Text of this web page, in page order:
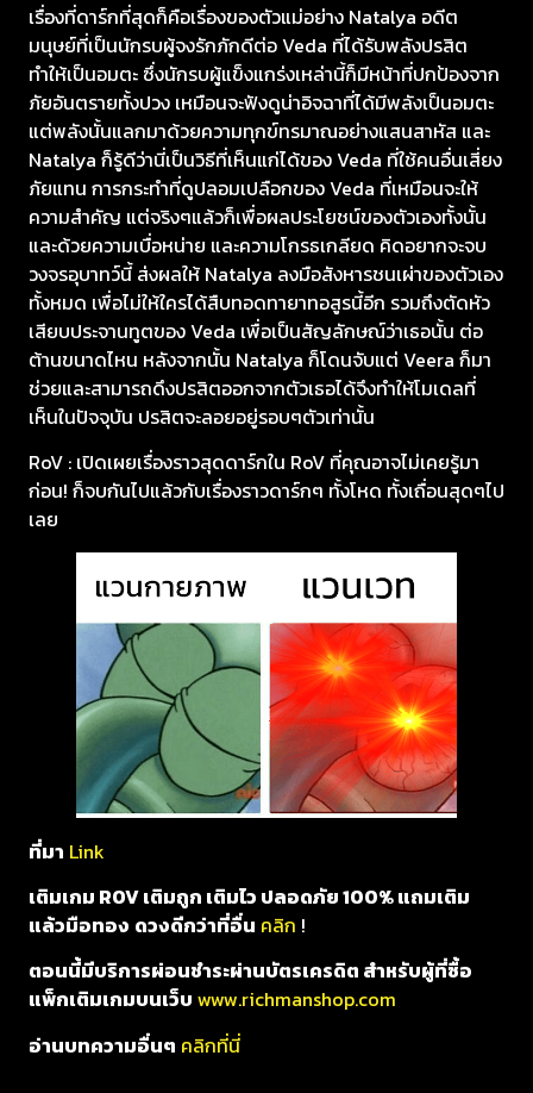
เรื่องที่ดาร์กที่สุดก็คือเรื่องของตัวแม่อย่าง Natalya อดีต
มนุษย์ที่เป็นนักรบผู้จงรักภักดีต่อ Veda ที่ได้รับพลังปรสิต
ทำให้เป็นอมตะ ซึ่งนักรบผู้แข็งแกร่งเหล่านี้ก็มีหน้าที่ปกป้องจาก
ภัยอันตรายทั้งปวง เหมือนจะฟังดูน่าอิจฉาที่ได้มีพลังเป็นอมตะ
แต่พลังนั้นแลกมาด้วยความทุกข์ทรมาณอย่างแสนสาหัส และ
Natalya ก็รู้ดีว่านี่เป็นวิธีที่เห็นแก่ได้ของ Veda ที่ใช้คนอื่นเสี่ยง
ภัยแทน การกระทำที่ดูปลอมเปลือกของ Veda ที่เหมือนจะให้
ความสำคัญ แต่จริงๆแล้วก็เพื่อผลประโยชน์ของตัวเองทั้งนั้น
และด้วยความเบื่อหน่าย และความโกรธเกลียด คิดอยากจะจบ
วงจรอุบาทว์นี้ ส่งผลให้ Natalya ลงมือสังหารชนเผ่าของตัวเอง
ทั้งหมด เพื่อไม่ให้ใครได้สืบทอดทายาทอสูรนี้อีก รวมถึงตัดหัว
เสียบประจานทูตของ Veda เพื่อเป็นสัญลักษณ์ว่าเธอนั้น ต่อ
ต้านขนาดไหน หลังจากนั้น Natalya ก็โดนจับแต่ Veera ก็มา
ช่วยและสามารถดึงปรสิตออกจากตัวเธอได้จึงทำให้โมเดลที่
เห็นในปัจจุบัน ปรสิตจะลอยอยู่รอบๆตัวเท่านั้น
RoV : เปิดเผยเรื่องราวสุดดาร์กใน RoV ที่คุณอาจไม่เคยรู้มา
ก่อน! ก็จบกันไปแล้วกับเรื่องราวดาร์กๆ ทั้งโหด ทั้งเถื่อนสุดๆไป
เลย
ที่มา Link
เติมเกม ROV เติมถูก เติมไว ปลอดภัย 100% แถมเติม
แล้วมือทอง ดวงดีกว่าที่อื่น คลิก !
ตอนนี้มีบริการผ่อนชำระผ่านบัตรเครดิต สำหรับผู้ที่ซื้อ
แพ็กเติมเกมบนเว็บ www.richmanshop.com
อ่านบทความอื่นๆ คลิกที่นี่